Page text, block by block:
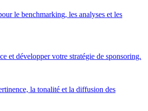
le benchmarking, les analyses et les
et développer votre stratégie de sponsoring.
la tonalité et la diffusion des